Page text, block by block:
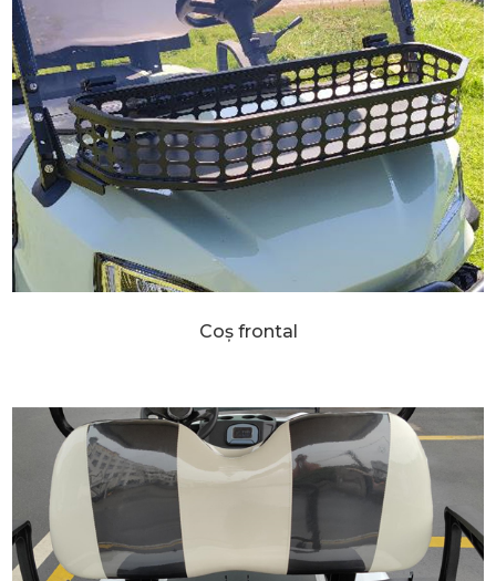
Coș frontal